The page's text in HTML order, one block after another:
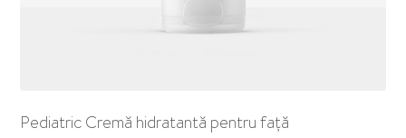
Pediatric Cremă hidratantă pentru față